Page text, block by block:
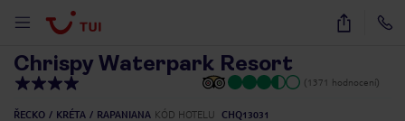
58
Chrispy Waterpark Resort
(1371 hodnocení)
ŘECKO KRÉTA RAPANIANA KÓD HOTELU
CHQ13031